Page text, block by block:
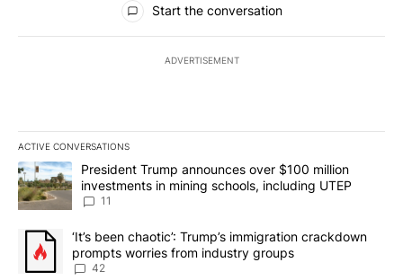
Start the conversation
ADVERTISEMENT
ACTIVE CONVERSATIONS
The following is a list of the most commented articles in the last
A trending article titled "President Trump announces over $100
President Trump announces over $100 million
investments in mining schools, including UTEP
11
A trending article titled "‘It’s been chaotic’: Trump’s
‘It’s been chaotic’: Trump’s immigration crackdown
prompts worries from industry groups
42